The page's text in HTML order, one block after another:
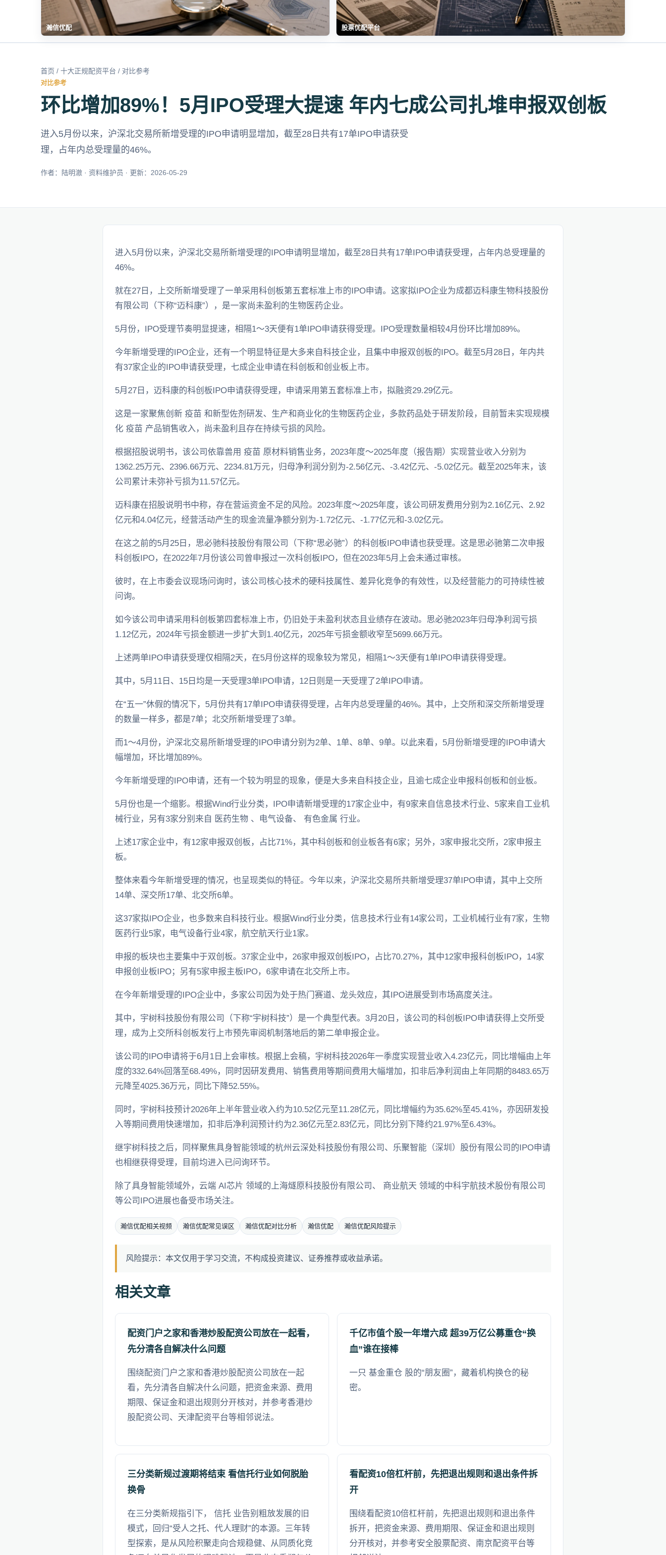
瀚信优配 股票优配平台
首页 / 十大正规配资平台 / 对比参考
对比参考
环比增加89%！5月IPO受理大提速 年内七成公司扎堆申报双创板
进入5月份以来，沪深北交易所新增受理的IPO申请明显增加，截至28日共有17单IPO申请获受
理，占年内总受理量的46%。
作者：陆明澈 · 资料维护员 · 更新：2026-05-29
进入5月份以来，沪深北交易所新增受理的IPO申请明显增加，截至28日共有17单IPO申请获受理，占年内总受理量的
46%。
就在27日，上交所新增受理了一单采用科创板第五套标准上市的IPO申请。这家拟IPO企业为成都迈科康生物科技股份
有限公司（下称“迈科康”），是一家尚未盈利的生物医药企业。
5月份，IPO受理节奏明显提速，相隔1～3天便有1单IPO申请获得受理。IPO受理数量相较4月份环比增加89%。
今年新增受理的IPO企业，还有一个明显特征是大多来自科技企业，且集中申报双创板的IPO。截至5月28日，年内共
有37家企业的IPO申请获受理，七成企业申请在科创板和创业板上市。
5月27日，迈科康的科创板IPO申请获得受理，申请采用第五套标准上市，拟融资29.29亿元。
这是一家聚焦创新 疫苗 和新型佐剂研发、生产和商业化的生物医药企业，多款药品处于研发阶段，目前暂未实现规模
化 疫苗 产品销售收入，尚未盈利且存在持续亏损的风险。
根据招股说明书，该公司依靠兽用 疫苗 原材料销售业务，2023年度～2025年度（报告期）实现营业收入分别为
1362.25万元、2396.66万元、2234.81万元，归母净利润分别为-2.56亿元、-3.42亿元、-5.02亿元。截至2025年末，该
公司累计未弥补亏损为11.57亿元。
迈科康在招股说明书中称，存在营运资金不足的风险。2023年度～2025年度，该公司研发费用分别为2.16亿元、2.92
亿元和4.04亿元，经营活动产生的现金流量净额分别为-1.72亿元、-1.77亿元和-3.02亿元。
在这之前的5月25日，思必驰科技股份有限公司（下称“思必驰”）的科创板IPO申请也获受理。这是思必驰第二次申报
科创板IPO，在2022年7月份该公司曾申报过一次科创板IPO，但在2023年5月上会未通过审核。
彼时，在上市委会议现场问询时，该公司核心技术的硬科技属性、差异化竞争的有效性，以及经营能力的可持续性被
问询。
如今该公司申请采用科创板第四套标准上市，仍旧处于未盈利状态且业绩存在波动。思必驰2023年归母净利润亏损
1.12亿元，2024年亏损金额进一步扩大到1.40亿元，2025年亏损金额收窄至5699.66万元。
上述两单IPO申请获受理仅相隔2天，在5月份这样的现象较为常见，相隔1～3天便有1单IPO申请获得受理。
其中，5月11日、15日均是一天受理3单IPO申请，12日则是一天受理了2单IPO申请。
在“五一”休假的情况下，5月份共有17单IPO申请获得受理，占年内总受理量的46%。其中，上交所和深交所新增受理
的数量一样多，都是7单；北交所新增受理了3单。
而1～4月份，沪深北交易所新增受理的IPO申请分别为2单、1单、8单、9单。以此来看，5月份新增受理的IPO申请大
幅增加，环比增加89%。
今年新增受理的IPO申请，还有一个较为明显的现象，便是大多来自科技企业，且逾七成企业申报科创板和创业板。
5月份也是一个缩影。根据Wind行业分类，IPO申请新增受理的17家企业中，有9家来自信息技术行业、5家来自工业机
械行业，另有3家分别来自 医药生物 、电气设备、 有色金属 行业。
上述17家企业中，有12家申报双创板，占比71%，其中科创板和创业板各有6家；另外，3家申报北交所，2家申报主
板。
整体来看今年新增受理的情况，也呈现类似的特征。今年以来，沪深北交易所共新增受理37单IPO申请，其中上交所
14单、深交所17单、北交所6单。
这37家拟IPO企业，也多数来自科技行业。根据Wind行业分类，信息技术行业有14家公司，工业机械行业有7家，生物
医药行业5家，电气设备行业4家，航空航天行业1家。
申报的板块也主要集中于双创板。37家企业中，26家申报双创板IPO，占比70.27%，其中12家申报科创板IPO，14家
申报创业板IPO；另有5家申报主板IPO，6家申请在北交所上市。
在今年新增受理的IPO企业中，多家公司因为处于热门赛道、龙头效应，其IPO进展受到市场高度关注。
其中，宇树科技股份有限公司（下称“宇树科技”）是一个典型代表。3月20日，该公司的科创板IPO申请获得上交所受
理，成为上交所科创板发行上市预先审阅机制落地后的第二单申报企业。
该公司的IPO申请将于6月1日上会审核。根据上会稿，宇树科技2026年一季度实现营业收入4.23亿元，同比增幅由上年
度的332.64%回落至68.49%，同时因研发费用、销售费用等期间费用大幅增加，扣非后净利润由上年同期的8483.65万
元降至4025.36万元，同比下降52.55%。
同时，宇树科技预计2026年上半年营业收入约为10.52亿元至11.28亿元，同比增幅约为35.62%至45.41%，亦因研发投
入等期间费用快速增加，扣非后净利润预计约为2.36亿元至2.83亿元，同比分别下降约21.97%至6.43%。
继宇树科技之后，同样聚焦具身智能领域的杭州云深处科技股份有限公司、乐聚智能（深圳）股份有限公司的IPO申请
也相继获得受理，目前均进入已问询环节。
除了具身智能领域外，云端 AI芯片 领域的上海燧原科技股份有限公司、 商业航天 领域的中科宇航技术股份有限公司
等公司IPO进展也备受市场关注。
瀚信优配相关视频 瀚信优配常见误区 瀚信优配对比分析 瀚信优配 瀚信优配风险提示
风险提示：本文仅用于学习交流，不构成投资建议、证券推荐或收益承诺。
相关文章
配资门户之家和香港炒股配资公司放在一起看，
先分清各自解决什么问题
围绕配资门户之家和香港炒股配资公司放在一起
看，先分清各自解决什么问题，把资金来源、费用
期限、保证金和退出规则分开核对，并参考香港炒
股配资公司、天津配资平台等相邻说法。
千亿市值个股一年增六成 超39万亿公募重仓“换
血”谁在接棒
一只 基金重仓 股的“朋友圈”，藏着机构换仓的秘
密。
三分类新规过渡期将结束 看信托行业如何脱胎
换骨
在三分类新规指引下， 信托 业告别粗放发展的旧
模式，回归“受人之托、代人理财”的本源。三年转
型探索，是从风险积聚走向合规稳健、从同质化竞
看配资10倍杠杆前，先把退出规则和退出条件拆
开
围绕看配资10倍杠杆前，先把退出规则和退出条件
拆开，把资金来源、费用期限、保证金和退出规则
分开核对，并参考安全股票配资、南京配资平台等